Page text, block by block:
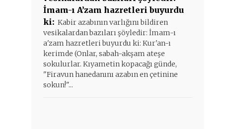
İmam-ı A’zam hazretleri buyurdu
ki: Kabir azabının varlığını bildiren
vesikalardan bazıları şöyledir: İmam-ı
a'zam hazretleri buyurdu ki: Kur'an-ı
kerimde (Onlar, sabah-akşam ateşe
sokulurlar. Kıyametin kopacağı günde,
"Firavun hanedanını azabın en çetinine
sokun!"...